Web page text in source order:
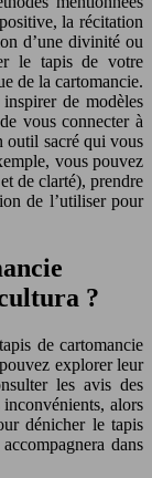
la récitation
d’une divinité ou
le tapis de votre
de la cartomancie.
de modèles
vous connecter à
outil sacré qui vous
vous pouvez
de clarté), prendre
de l’utiliser pour
?
explorer leur
les avis des
inconvénients, alors
dénicher le tapis
dans